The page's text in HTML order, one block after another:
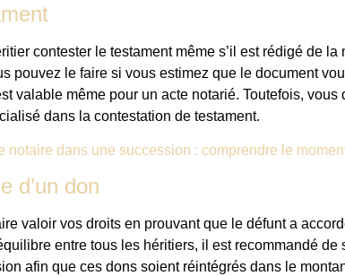
contester le testament même s’il est rédigé de
pouvez le faire si vous estimez que le document
valable même pour un acte notarié. Toutefois, vous
dans la contestation de testament.
notaire dans une succession : comprendre le
d’un don
valoir vos droits en prouvant que le défunt a
entre tous les héritiers, il est recommandé de
afin que ces dons soient réintégrés dans le